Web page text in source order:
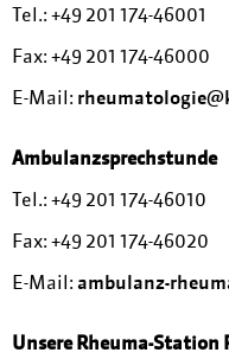
Tel.: +49 201 174-46001
Fax: +49 201 174-46000
E-Mail:
Ambulanzsprechstunde
Tel.: +49 201 174-46010
Fax: +49 201 174-46020
E-Mail: ambulanz-
Unsere Rheuma-Station